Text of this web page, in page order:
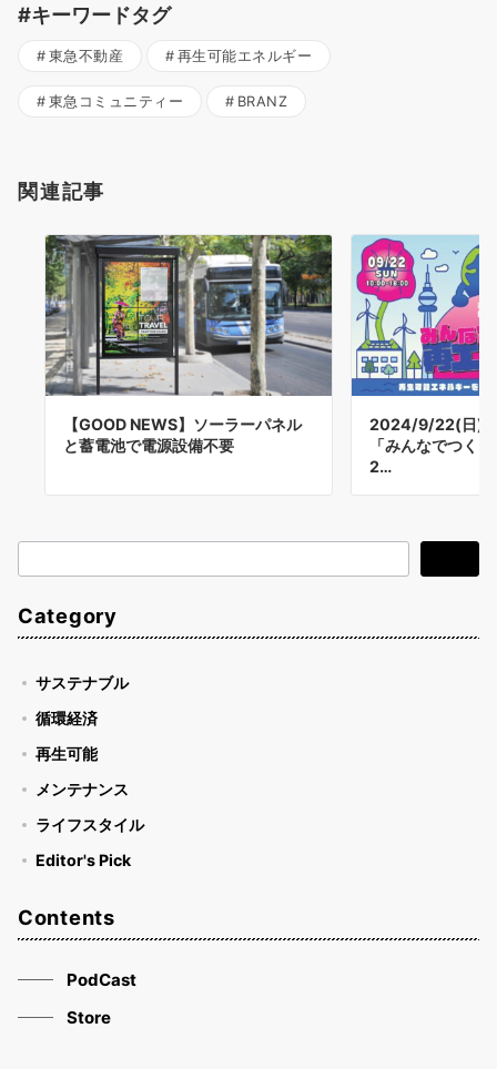
#キーワードタグ
東急不動産 再生可能エネルギー
東急コミュニティー BRANZ
関連記事
【GOOD NEWS】ソーラーパネル
と蓄電池で電源設備不要
2024/9/22(日)は
「みんなでつく
2…
索
Category
サステナブル
循環経済
再生可能
メンテナンス
ライフスタイル
Editor's Pick
Contents
PodCast
Store